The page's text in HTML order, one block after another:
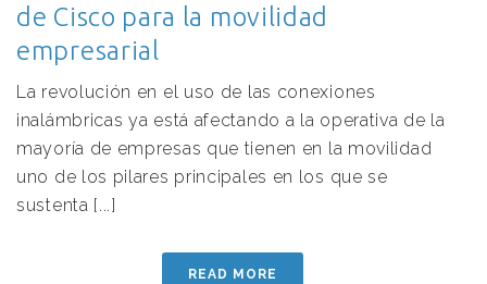
de Cisco para la movilidad
empresarial
La revolución en el uso de las conexiones
inalámbricas ya está afectando a la operativa de la
mayoría de empresas que tienen en la movilidad
uno de los pilares principales en los que se
sustenta [...]
READ MORE